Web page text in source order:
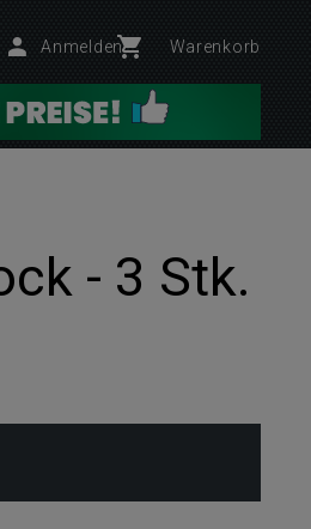
Anmelden Warenkorb
- 3 Stk.